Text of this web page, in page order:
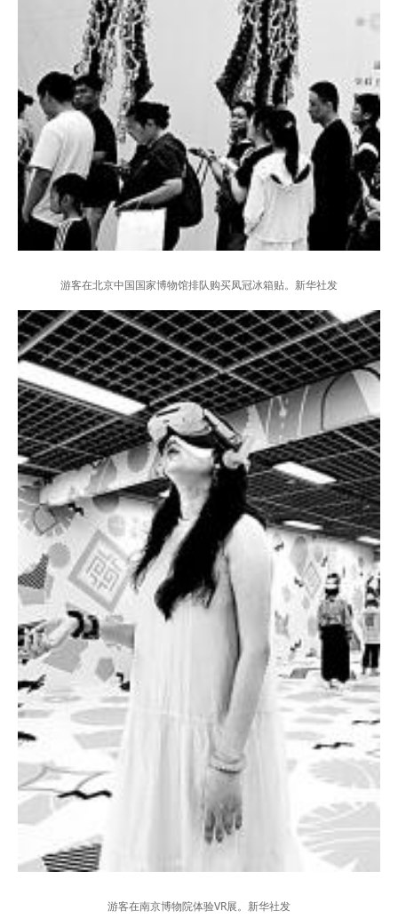
游客在北京中国国家博物馆排队购买凤冠冰箱贴。新华社发
游客在南京博物院体验VR展。新华社发